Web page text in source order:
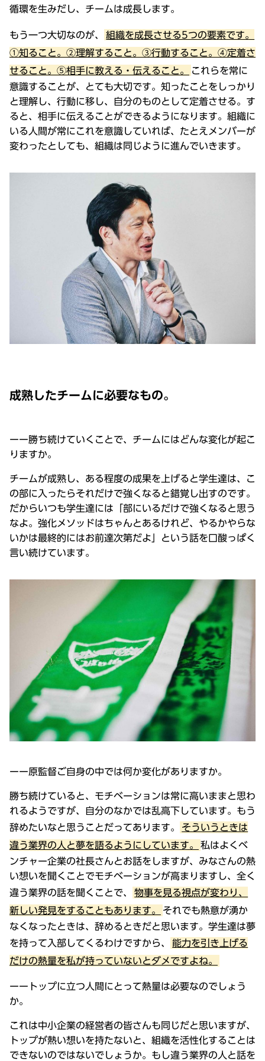
循環を生みだし、チームは成長します。
もう一つ大切なのが、
組織を成長させる5つの要素です。
①知ること。②理解すること。③行動すること。④定着さ
せること。⑤相手に教える・伝えること。
これらを常に
意識することが、とても大切です。知ったことをしっかり
と理解し、行動に移し、自分のものとして定着させる。す
ると、相手に伝えることができるようになります。組織に
いる人間が常にこれを意識していれば、たとえメンバーが
変わったとしても、組織は同じように進んでいきます。
成熟したチームに必要なもの。
ーー勝ち続けていくことで、チームにはどんな変化が起こ
りますか。
チームが成熟し、ある程度の成果を上げると学生達は、こ
の部に入ったらそれだけで強くなると錯覚し出すのです。
だからいつも学生達には「部にいるだけで強くなると思う
なよ。強化メソッドはちゃんとあるけれど、やるかやらな
いかは最終的にはお前達次第だよ」という話を口酸っぱく
言い続けています。
ーー原監督ご自身の中では何か変化がありますか。
勝ち続けていると、モチベーションは常に高いままと思わ
れるようですが、自分のなかでは乱高下しています。もう
辞めたいなと思うことだってあります。
そういうときは
違う業界の人と夢を語るようにしています。
私はよくベ
ンチャー企業の社長さんとお話をしますが、みなさんの熱
い想いを聞くことでモチベーションが高まりますし、全く
違う業界の話を聞くことで、
物事を見る視点が変わり、
新しい発見をすることもあります。
それでも熱意が湧か
なくなったときは、辞めるときだと思います。学生達は夢
を持って入部してくるわけですから、
能力を引き上げる
だけの熱量を私が持っていないとダメですよね。
ーートップに立つ人間にとって熱量は必要なのでしょう
か。
これは中小企業の経営者の皆さんも同じだと思いますが、
トップが熱い想いを持たないと、組織を活性化することは
できないのではないでしょうか。もし違う業界の人と話を